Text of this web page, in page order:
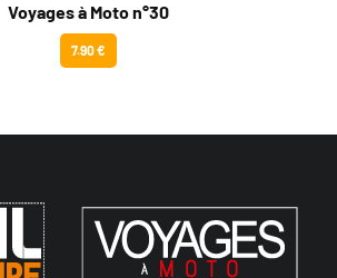
Voyages à Moto n°30
7.90 €